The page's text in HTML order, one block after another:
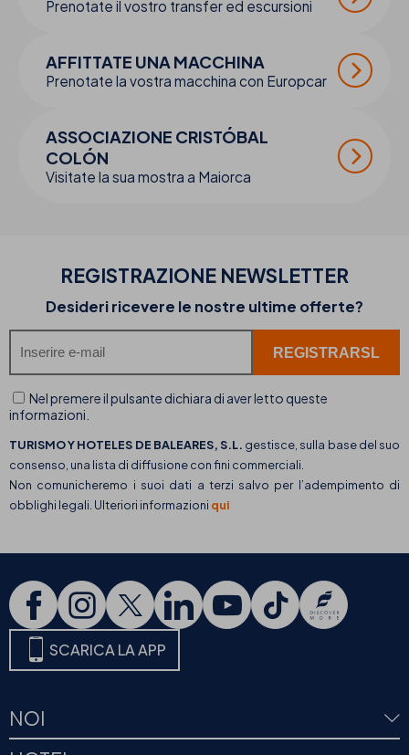
Prenotate il vostro transfer ed escursioni
AFFITTATE UNA MACCHINA
Prenotate la vostra macchina con Europcar
ASSOCIAZIONE CRISTÓBAL
COLÓN
Visitate la sua mostra a Maiorca
REGISTRAZIONE NEWSLETTER
Desideri ricevere le nostre ultime offerte?
Nel premere il pulsante dichiara di aver letto queste
informazioni.
TURISMO Y HOTELES DE BALEARES, S.L. gestisce, sulla base del suo
consenso, una lista di diffusione con fini commerciali.
Non comunicheremo i suoi dati a terzi salvo per l’adempimento di
obblighi legali. Ulteriori informazioni qui
SCARICA LA APP
NOI